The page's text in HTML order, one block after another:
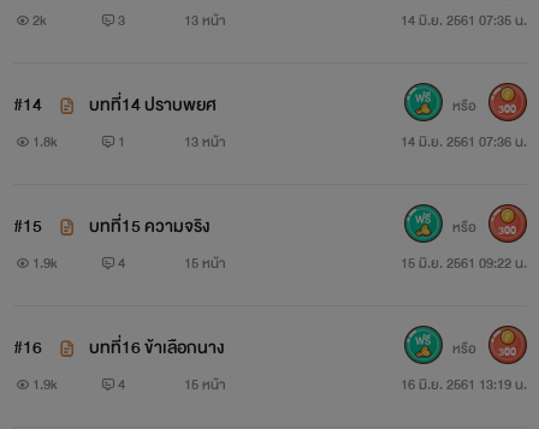
2k 3 13 หน้า 14 มิ.ย. 2561 07:35 น.
#14 บทที่14 ปราบพยศ
1.8k 1 13 หน้า 14 มิ.ย. 2561 07:36 น.
หรือ 300
#15 บทที่15 ความจริง
1.9k 4 15 หน้า 15 มิ.ย. 2561 09:22 น.
หรือ 300
#16 บทที่16 ข้าเลือกนาง
1.9k 4 15 หน้า 16 มิ.ย. 2561 13:19 น.
หรือ 300